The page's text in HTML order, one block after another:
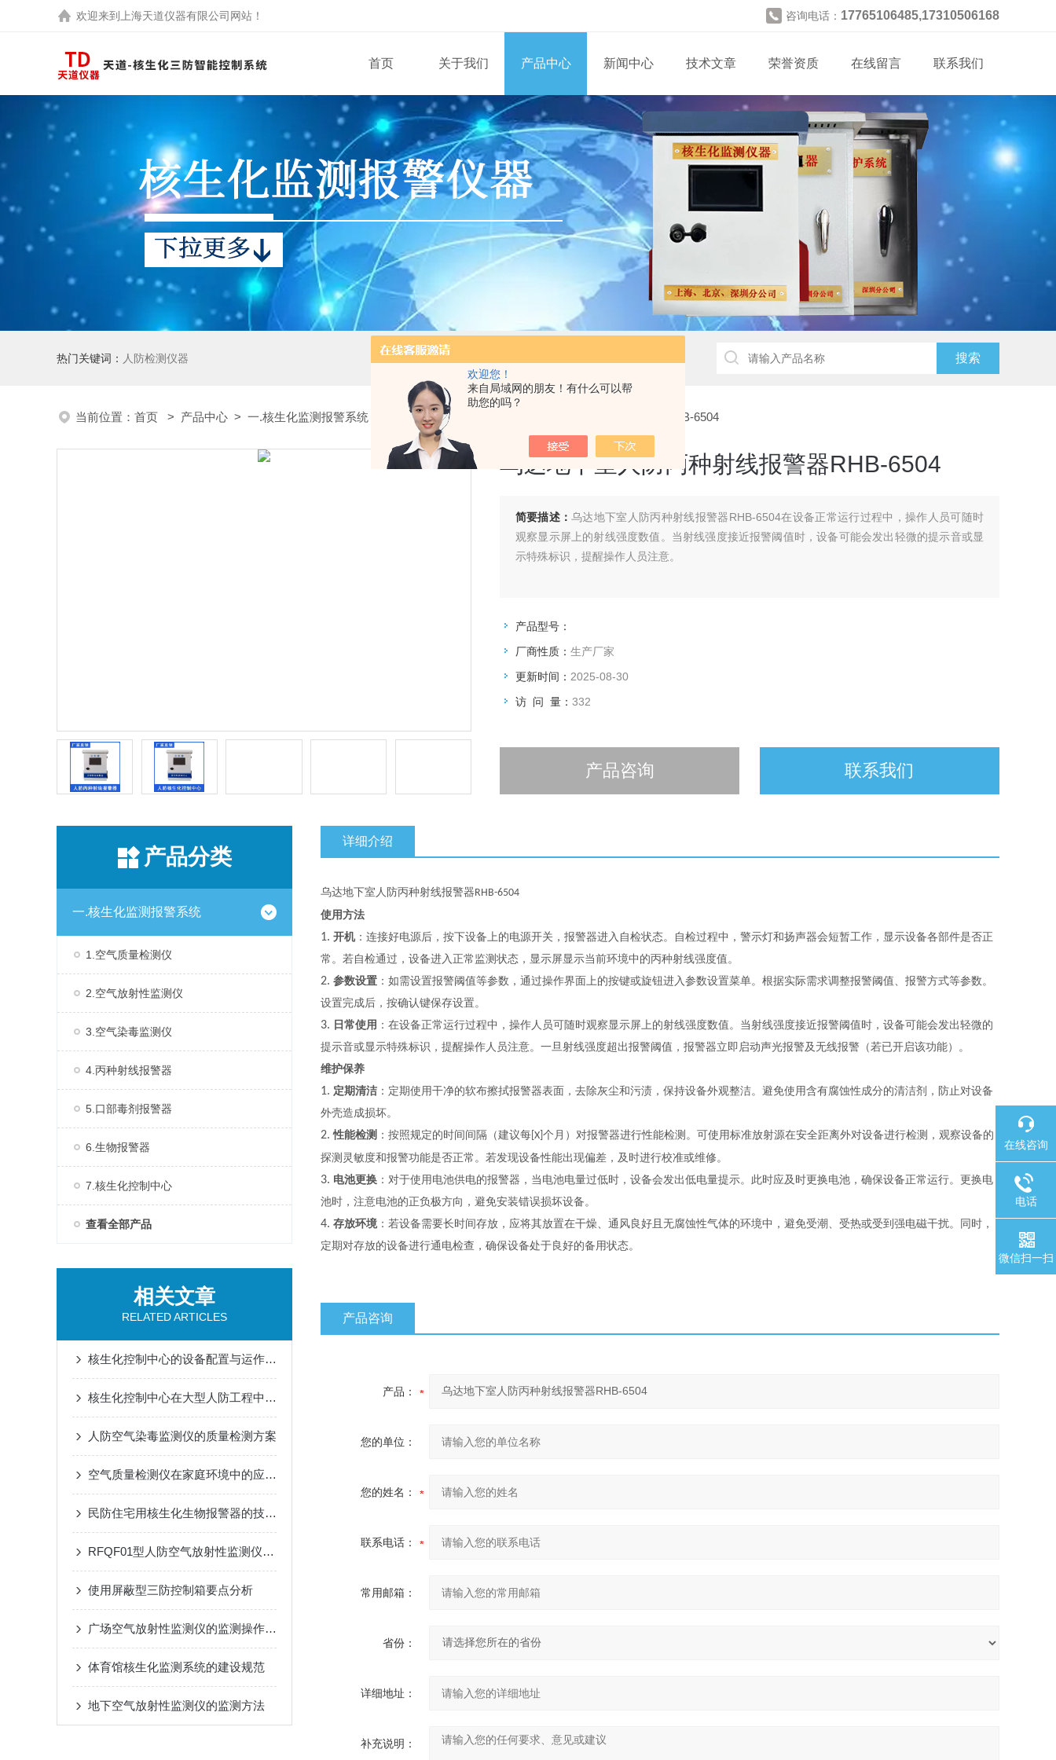
欢迎您！
来自局域网的朋友！有什么可以帮
助您的吗？
欢迎来到 上海天道仪器有限公司 网站！ 咨询电话： 17765106485,17310506168
首页 关于我们 产品中心 新闻中心 技术文章 荣誉资质 在线留言 联系我们
热门关键词： 人防检测仪器
当前位置： 首页 > 产品中心 > 一.核生化监测报警系统 4.丙种射线报警器 > 乌达地下室人防丙种射线报警器RHB-6504
乌达地下室人防丙种射线报警器RHB-6504
简要描述： 乌达地下室人防丙种射线报警器RHB-6504在设备正常运行过程中，操作人员可随时
观察显示屏上的射线强度数值。当射线强度接近报警阈值时，设备可能会发出轻微的提示音或显
示特殊标识，提醒操作人员注意。
产品型号：
厂商性质： 生产厂家
更新时间： 2025-08-30
访 问 量： 332
产品咨询 联系我们
产品分类
一.核生化监测报警系统
1.空气质量检测仪
2.空气放射性监测仪
3.空气染毒监测仪
4.丙种射线报警器
5.口部毒剂报警器
6.生物报警器
7.核生化控制中心
查看全部产品
相关文章
RELATED ARTICLES
核生化控制中心的设备配置与运作模式
核生化控制中心在大型人防工程中空气质量监测传感器的集成
人防空气染毒监测仪的质量检测方案
空气质量检测仪在家庭环境中的应用与选购技巧
民防住宅用核生化生物报警器的技术防范
RFQF01型人防空气放射性监测仪的安装与维护指南
使用屏蔽型三防控制箱要点分析
广场空气放射性监测仪的监测操作方法
体育馆核生化监测系统的建设规范
地下空气放射性监测仪的监测方法
详细介绍
乌达地下室人防丙种射线报警器RHB-6504
使用方法
1. 开机：连接好电源后，按下设备上的电源开关，报警器进入自检状态。自检过程中，警示灯和扬声器会短暂工作，显示设备各部件是否正
常。若自检通过，设备进入正常监测状态，显示屏显示当前环境中的丙种射线强度值。
2. 参数设置 ：如需设置报警阈值等参数，通过操作界面上的按键或旋钮进入参数设置菜单。根据实际需求调整报警阈值、报警方式等参数。
设置完成后，按确认键保存设置。
3. 日常使用 ：在设备正常运行过程中，操作人员可随时观察显示屏上的射线强度数值。当射线强度接近报警阈值时，设备可能会发出轻微的
提示音或显示特殊标识，提醒操作人员注意。一旦射线强度超出报警阈值，报警器立即启动声光报警及无线报警（若已开启该功能）。
维护保养
1. 定期清洁 ：定期使用干净的软布擦拭报警器表面，去除灰尘和污渍，保持设备外观整洁。避免使用含有腐蚀性成分的清洁剂，防止对设备
外壳造成损坏。
2.性能检测 ：按照规定的时间间隔（建议每 [X] 个月）对报警器进行性能检测。可使用标准放射源在安全距离外对设备进行检测，观察设备的
探测灵敏度和报警功能是否正常。若发现设备性能出现偏差，及时进行校准或维修。
3. 电池更换 ：对于使用电池供电的报警器，当电池电量过低时，设备会发出低电量提示。此时应及时更换电池，确保设备正常运行。更换电
池时，注意电池的正负极方向，避免安装错误损坏设备。
4. 存放环境 ：若设备需要长时间存放，应将其放置在干燥、通风良好且无腐蚀性气体的环境中，避免受潮、受热或受到强电磁干扰。同时，
定期对存放的设备进行通电检查，确保设备处于良好的备用状态。
产品咨询
产品：
您的单位：
您的姓名：
联系电话：
常用邮箱：
省份：
详细地址：
补充说明：
在线咨询
电话
微信扫一扫